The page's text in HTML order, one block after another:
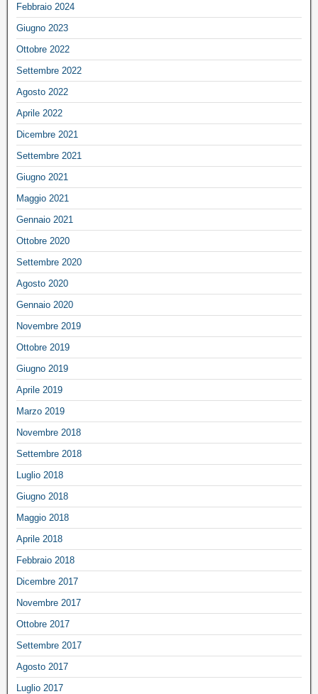
Febbraio 2024
Giugno 2023
Ottobre 2022
Settembre 2022
Agosto 2022
Aprile 2022
Dicembre 2021
Settembre 2021
Giugno 2021
Maggio 2021
Gennaio 2021
Ottobre 2020
Settembre 2020
Agosto 2020
Gennaio 2020
Novembre 2019
Ottobre 2019
Giugno 2019
Aprile 2019
Marzo 2019
Novembre 2018
Settembre 2018
Luglio 2018
Giugno 2018
Maggio 2018
Aprile 2018
Febbraio 2018
Dicembre 2017
Novembre 2017
Ottobre 2017
Settembre 2017
Agosto 2017
Luglio 2017